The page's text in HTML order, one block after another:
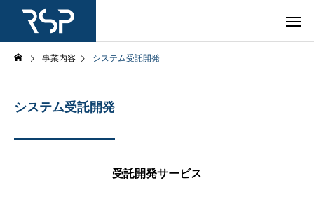
事業内容 システム受託開発
システム受託開発
受託開発サービス